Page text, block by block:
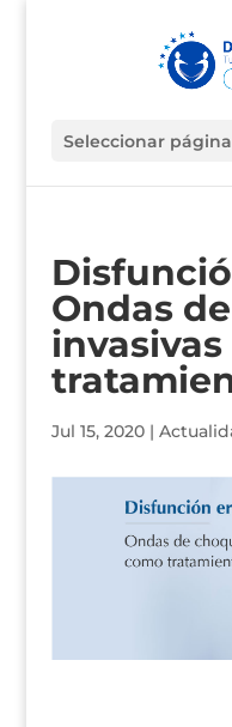
Seleccionar página
Ondas
Jul 15, 2020|